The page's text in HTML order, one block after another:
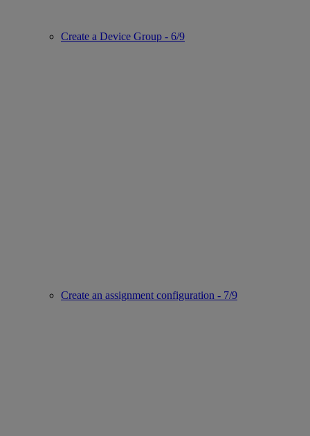
Create a Device Group - 6/9
Create an assignment configuration - 7/9